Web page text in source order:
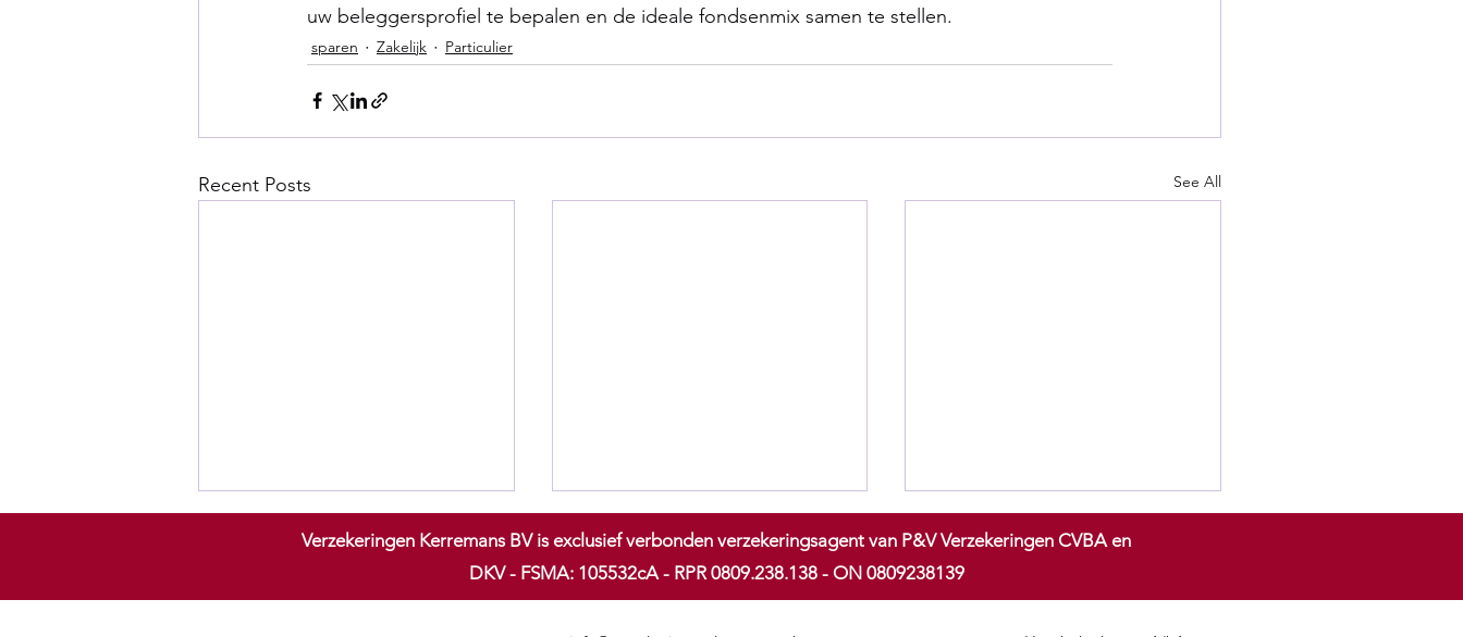
uw beleggersprofiel te bepalen en de ideale fondsenmix samen te stellen.
sparen Zakelijk Particulier
Recent Posts See All
Verzekeringen Kerremans BV is exclusief verbonden verzekeringsagent van P&V Verzekeringen CVBA en
DKV - FSMA: 105532cA - RPR 0809.238.138 - ON 0809238139